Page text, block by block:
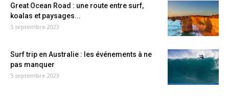
Great Ocean Road : une route entre surf,
koalas et paysages...
5 septembre 2023
Surf trip en Australie : les événements à ne
pas manquer
5 septembre 2023